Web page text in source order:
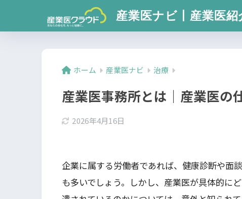
産業医ナビ丨産業医
ホーム 産業医ナビ 治療
産業医事務所とは｜産業医の
2026年4月16日
企業に属する労働者であれば、健康診断や面
も多いでしょう。しかし、産業医が具体的に